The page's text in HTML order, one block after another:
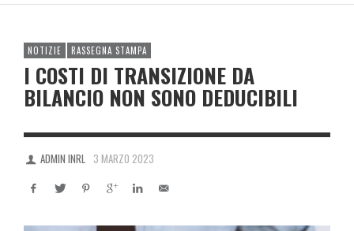
NOTIZIE RASSEGNA STAMPA
I COSTI DI TRANSIZIONE DA
BILANCIO NON SONO DEDUCIBILI
ADMIN INRL 3 MARZO 2023